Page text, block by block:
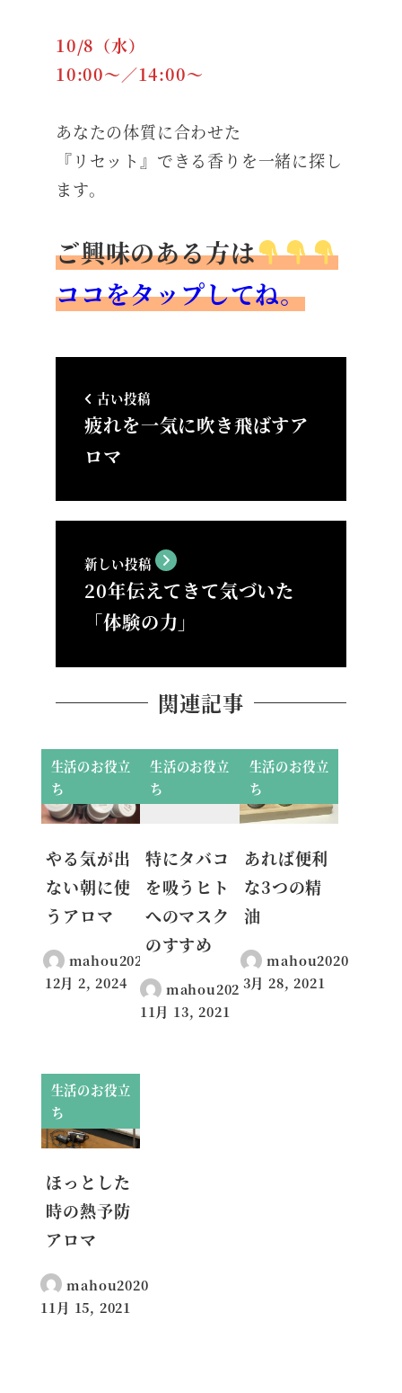
10/8（水）
10:00～／14:00～
あなたの体質に合わせた
『リセット』できる香りを一緒に探し
ます。
ご興味のある方は
ココをタップしてね。
古い投稿
疲れを一気に吹き飛ばすア
ロマ
新しい投稿
20年伝えてきて気づいた
「体験の力」
関連記事
生活のお役立
ち
やる気が出
ない朝に使
うアロマ
mahou2020
投稿日
12月 2, 2024
生活のお役立
ち
特にタバコ
を吸うヒト
へのマスク
のすすめ
mahou2020
投稿日
11月 13, 2021
生活のお役立
ち
あれば便利
な3つの精
油
mahou2020
投稿日
3月 28, 2021
生活のお役立
ち
ほっとした
時の熱予防
アロマ
mahou2020
投稿日
11月 15, 2021